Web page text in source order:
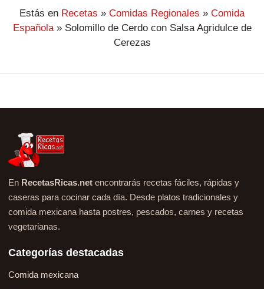
Estás en Recetas » Comidas Regionales » Comida
Española» Solomillo de Cerdo con Salsa Agridulce de
Cerezas
En RecetasRicas.net encontrarás recetas fáciles, rápidas y
caseras para cocinar cada día. Desde platos tradicionales y
comida mexicana hasta postres, pescados, carnes y recetas
vegetarianas.
Categorías destacadas
Comida mexicana